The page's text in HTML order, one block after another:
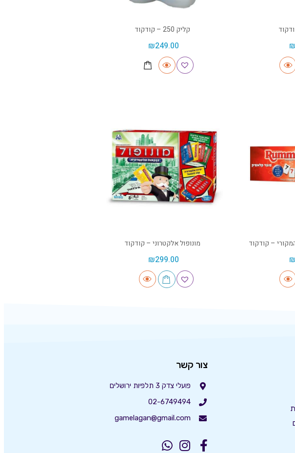
₪
קליק 250 – קודקוד
₪249.00
– קודקוד
₪
מונופול אלקטרוני – קודקוד
₪299.00
צור קשר
פועלי צדק 3 תלפיות ירושלים
02-6749494
gamelagan@gmail.com